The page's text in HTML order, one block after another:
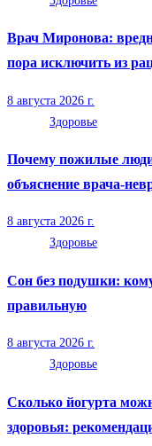
Врач Миронова:
пора исключить из
8 августа 2026 г.
Здоровье
Почему пожилые
объяснение врача-
8 августа 2026 г.
Здоровье
Сон без подушки:
правильную
8 августа 2026 г.
Здоровье
Сколько йогурта
здоровья: